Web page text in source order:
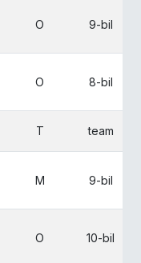
O 9-bil
O 8-bil
T team
M 9-bil
O 10-bil